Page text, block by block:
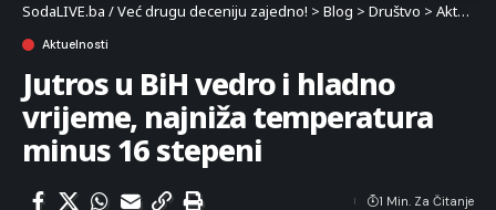
SodaLIVE.ba / Već drugu deceniju zajedno! > Blog > Društvo > Aktuelnosti
Aktuelnosti
Jutros u BiH vedro i hladno
vrijeme, najniža temperatura
minus 16 stepeni
1 Min. Za Čitanje